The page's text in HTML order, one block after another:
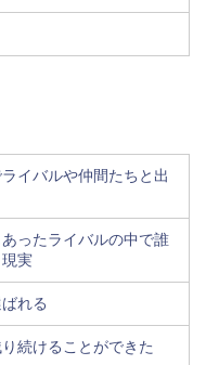
イバルや仲間たちと出
ったライバルの中で誰
実
れる
続けることができた